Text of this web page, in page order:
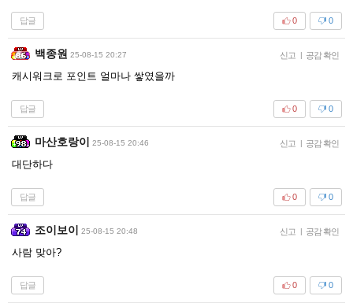
답글 0
0
백종원 25-08-15 20:27 신고 | 공감 확인
캐시워크로 포인트 얼마나 쌓였을까
답글 0
0
마산호랑이 25-08-15 20:46 신고 | 공감 확인
대단하다
답글 0
0
조이보이 25-08-15 20:48 신고 | 공감 확인
사람 맞아?
답글 0
0